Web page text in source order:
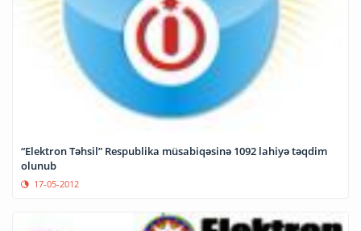
“Elektron Təhsil” Respublika müsabiqəsinə 1092 lahiyə təqdim
olunub
17-05-2012